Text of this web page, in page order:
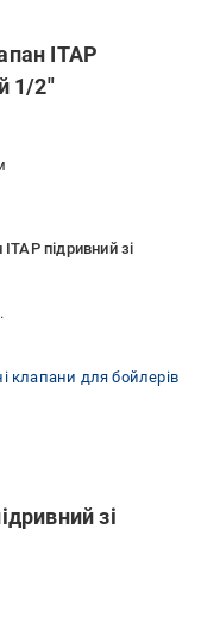
ITAP
1/2"
підривний зі
клапани для бойлерів
зі